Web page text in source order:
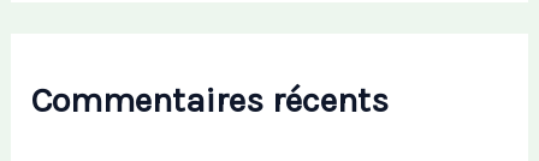
Commentaires récents